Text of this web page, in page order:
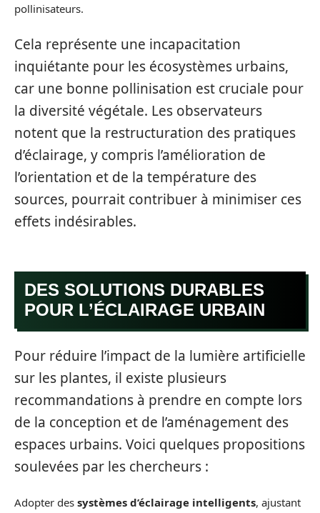
pollinisateurs.
Cela représente une incapacitation
inquiétante pour les écosystèmes urbains,
car une bonne pollinisation est cruciale pour
la diversité végétale. Les observateurs
notent que la restructuration des pratiques
d’éclairage, y compris l’amélioration de
l’orientation et de la température des
sources, pourrait contribuer à minimiser ces
effets indésirables.
DES SOLUTIONS DURABLES
POUR L’ÉCLAIRAGE URBAIN
Pour réduire l’impact de la lumière artificielle
sur les plantes, il existe plusieurs
recommandations à prendre en compte lors
de la conception et de l’aménagement des
espaces urbains. Voici quelques propositions
soulevées par les chercheurs :
Adopter des systèmes d’éclairage intelligents, ajustant